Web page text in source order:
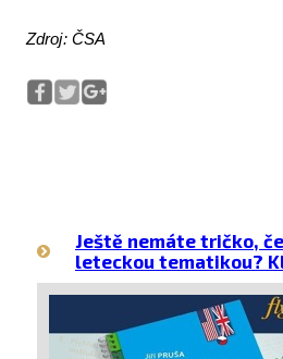
Zdroj: ČSA
Ještě nemáte tričko,
leteckou tematikou?